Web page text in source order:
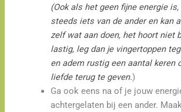
(Ook als het geen fijne energie
steeds iets van de ander en kan
zelf wat aan doen, het hoort niet
lastig, leg dan je vingertoppen
en adem rustig een aantal keren
liefdeterug te geven.)
Ga ook eens na of je jouw
achtergelaten bij een ander.